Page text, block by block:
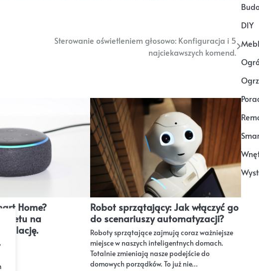
Sterowanie oświetleniem głosowo: Konfiguracja i 5
najciekawszych komend.
Home?
na
Robot sprzątający: Jak włączyć go
do scenariuszy automatyzacji?
Roboty sprzątające zajmują coraz ważniejsze
miejsce w naszych inteligentnych domach.
Totalnie zmieniają nasze podejście do
domowych porządków. To już nie…
DIY